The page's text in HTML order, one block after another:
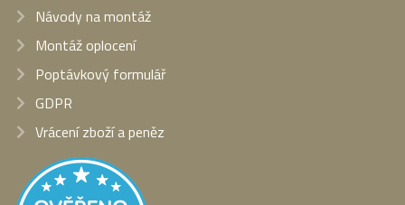
Návody na montáž
Montáž oplocení
Poptávkový formulář
GDPR
Vrácení zboží a peněz